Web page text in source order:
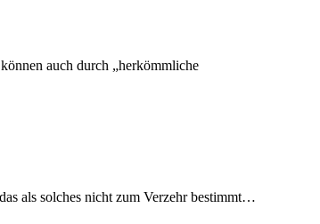
auch durch „herkömmliche
als solches nicht zum Verzehr bestimmt…